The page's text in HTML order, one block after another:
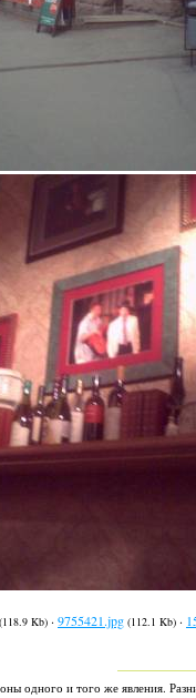
(118.9 Kb) · 9755421.jpg (112.1 Kb) ·
одного и того же явления.